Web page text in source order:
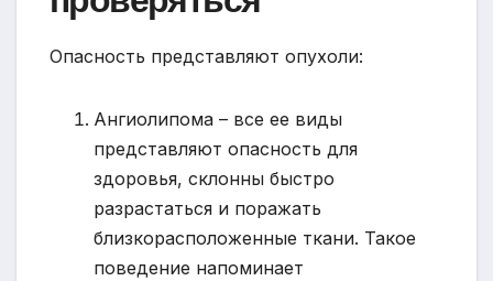
Опасность представляют опухоли:
Ангиолипома – все ее виды
представляют опасность для
здоровья, склонны быстро
разрастаться и поражать
близкорасположенные ткани. Такое
поведение напоминает